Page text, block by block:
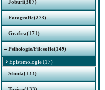
Joburi(307)
Fotografie(278)
Grafica(171)
Psihologie/Filosofie(149)
Epistemologie (17)
Stiinta(133)